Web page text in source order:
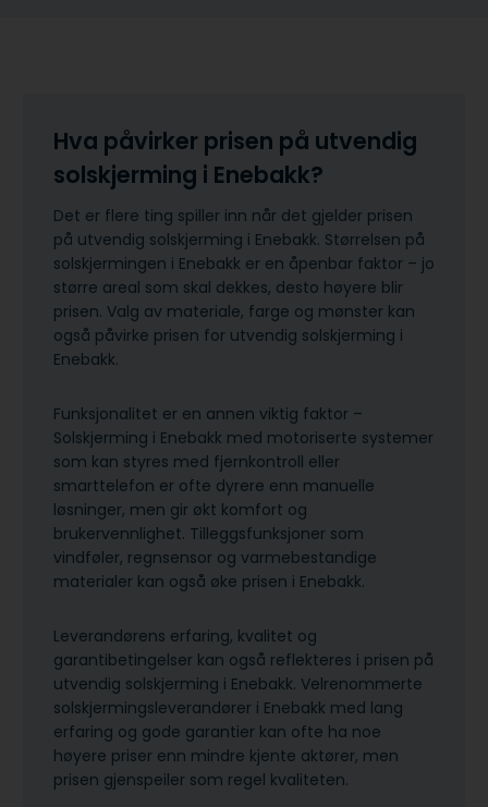
Hva påvirker prisen på utvendig
solskjerming i Enebakk?
Det er flere ting spiller inn når det gjelder prisen
på utvendig solskjerming i Enebakk. Størrelsen på
solskjermingen i Enebakk er en åpenbar faktor – jo
større areal som skal dekkes, desto høyere blir
prisen. Valg av materiale, farge og mønster kan
også påvirke prisen for utvendig solskjerming i
Enebakk.
Funksjonalitet er en annen viktig faktor –
Solskjerming i Enebakk med motoriserte systemer
som kan styres med fjernkontroll eller
smarttelefon er ofte dyrere enn manuelle
løsninger, men gir økt komfort og
brukervennlighet. Tilleggsfunksjoner som
vindføler, regnsensor og varmebestandige
materialer kan også øke prisen i Enebakk.
Leverandørens erfaring, kvalitet og
garantibetingelser kan også reflekteres i prisen på
utvendig solskjerming i Enebakk. Velrenommerte
solskjermingsleverandører i Enebakk med lang
erfaring og gode garantier kan ofte ha noe
høyere priser enn mindre kjente aktører, men
prisen gjenspeiler som regel kvaliteten.